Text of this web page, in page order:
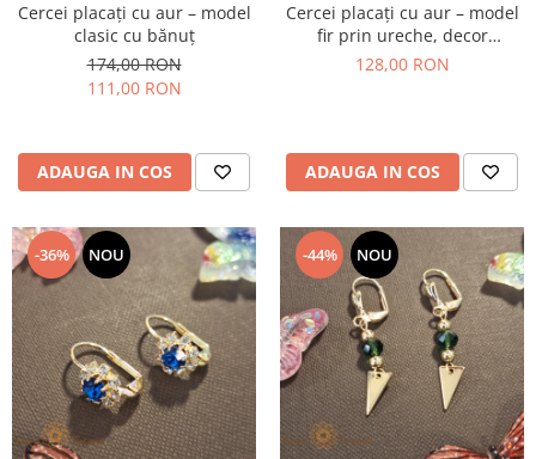
Cercei placați cu aur – model
clasic cu bănuț
174,00 RON
111,00 RON
ADAUGA IN COS
Cercei placați cu aur – model
fir prin ureche, decor
semilună
128,00 RON
ADAUGA IN COS
-36% NOU -44% NOU